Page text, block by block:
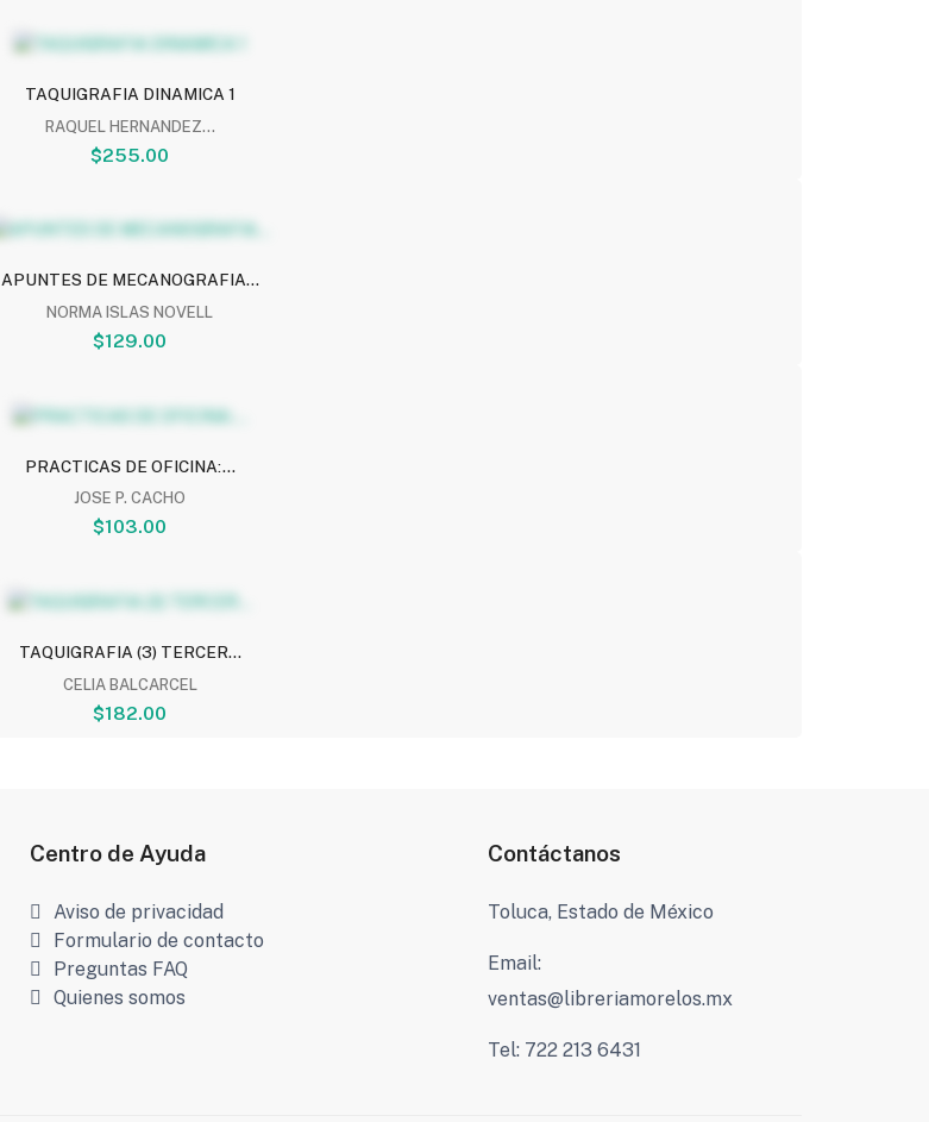
TAQUIGRAFIA DINAMICA 1
RAQUEL HERNANDEZ...
$255.00
APUNTES DE MECANOGRAFIA...
NORMA ISLAS NOVELL
$129.00
PRACTICAS DE OFICINA:...
JOSE P. CACHO
$103.00
TAQUIGRAFIA (3) TERCER...
CELIA BALCARCEL
$182.00
Centro de Ayuda
Aviso de privacidad
Formulario de contacto
Preguntas FAQ
Quienes somos
Contáctanos
Toluca, Estado de México
Email:
ventas@libreriamorelos.mx
Tel: 722 213 6431